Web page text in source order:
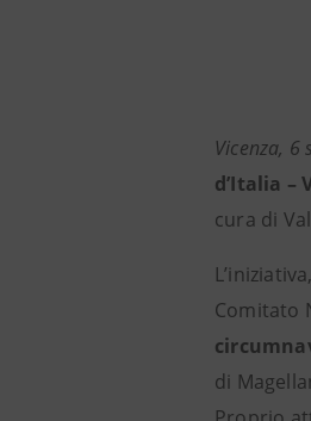
Vicenza, 6
d’Italia –
cura di
Comitato
di